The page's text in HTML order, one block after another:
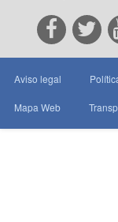
Aviso legal
Mapa Web